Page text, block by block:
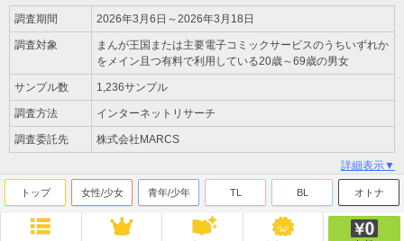
調査期間 2026年3月6日～2026年3月18日
調査対象
まんが王国または主要電子コミックサービスのうちいずれか
をメイン且つ有料で利用している20歳～69歳の男女
サンプル数 1,236サンプル
調査方法 インターネットリサーチ
調査委託先 株式会社MARCS
詳細表示▼
トップ 女性/少女 青年/少年 TL BL オトナ